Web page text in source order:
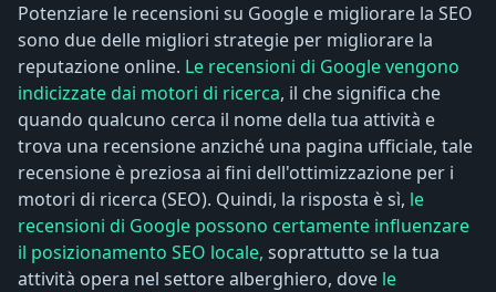
Potenziare le recensioni su Google e migliorare la SEO
sono due delle migliori strategie per migliorare la
reputazione online. Le recensioni di Google vengono
indicizzate dai motori di ricerca, il che significa che
quando qualcuno cerca il nome della tua attività e
trova una recensione anziché una pagina ufficiale, tale
recensione è preziosa ai fini dell'ottimizzazione per i
motori di ricerca (SEO). Quindi, la risposta è sì, le
recensioni di Google possono certamente influenzare
il posizionamento SEO locale, soprattutto se la tua
attività opera nel settore alberghiero, dove le